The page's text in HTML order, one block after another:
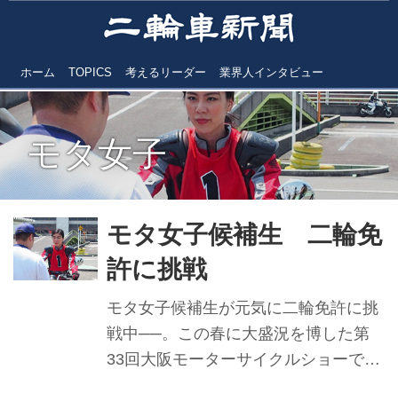
ホーム TOPICS 考えるリーダー 業界人インタビュー
モタ女子
モタ女子候補生 二輪免
許に挑戦
モタ女子候補生が元気に二輪免許に挑
戦中──。この春に大盛況を博した第
33回大阪モーターサイクルショーで、